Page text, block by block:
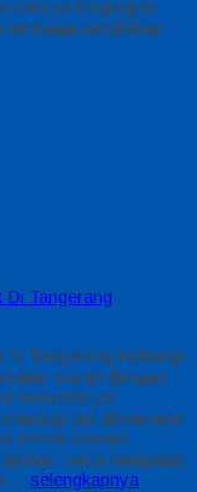
satu perlengkapan
pendidikan
Tangerang
Tangerang Hubungi
murah dengan
konveksi jas
Jas almamater
resmi sebuah
serta ketepatan
selengkapnya